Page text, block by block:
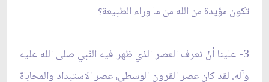
تكون مؤيدة من الله من ما وراء الطبيعة؟
3- علينا أنْ نعرف العصر الذي ظهر فيه النّبي صلى الله عليه
وآله. لقد كان عصر القرون الوسطى، عصر الاستبداد والمحاباة